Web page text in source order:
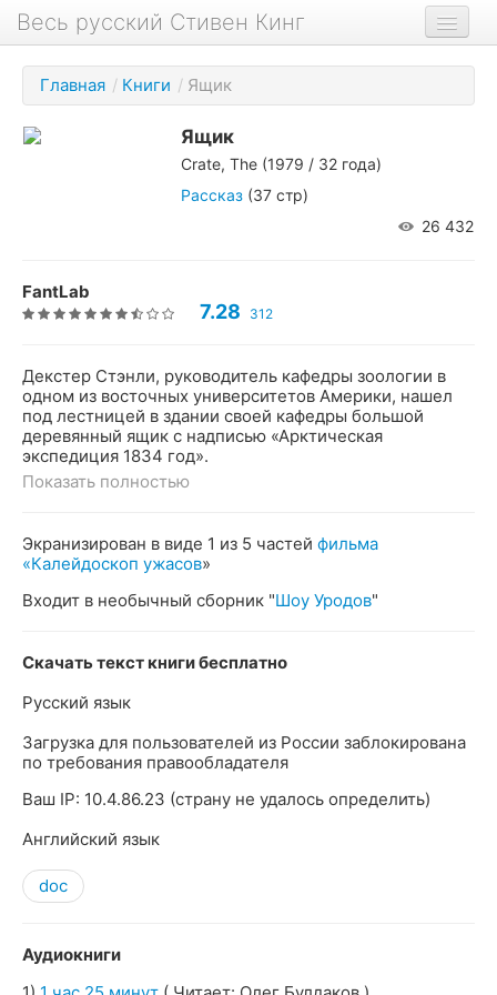
Весь русский Стивен Кинг
Книги
Фильмы
Аудиокниги
О проекте
Главная / Книги / Ящик
Ящик
Crate, The (1979 / 32 года)
Рассказ (37 стр)
26 432
FantLab
7.28 312
Декстер Стэнли, руководитель кафедры зоологии в
одном из восточных университетов Америки, нашел
под лестницей в здании своей кафедры большой
деревянный ящик с надписью «Арктическая
экспедиция 1834 год».
Показать полностью
Экранизирован в виде 1 из 5 частей фильма
«Калейдоскоп ужасов»
Входит в необычный сборник "Шоу Уродов"
Скачать текст книги бесплатно
Русский язык
Загрузка для пользователей из России заблокирована
по требования правообладателя
Ваш IP: 10.4.86.23 (страну не удалось определить)
Английский язык
doc
Аудиокниги